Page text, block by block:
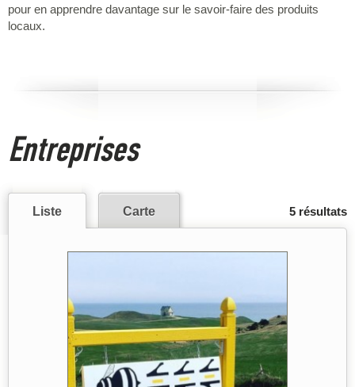
pour en apprendre davantage sur le savoir-faire des produits
locaux.
Entreprises
5 résultats
Liste Carte